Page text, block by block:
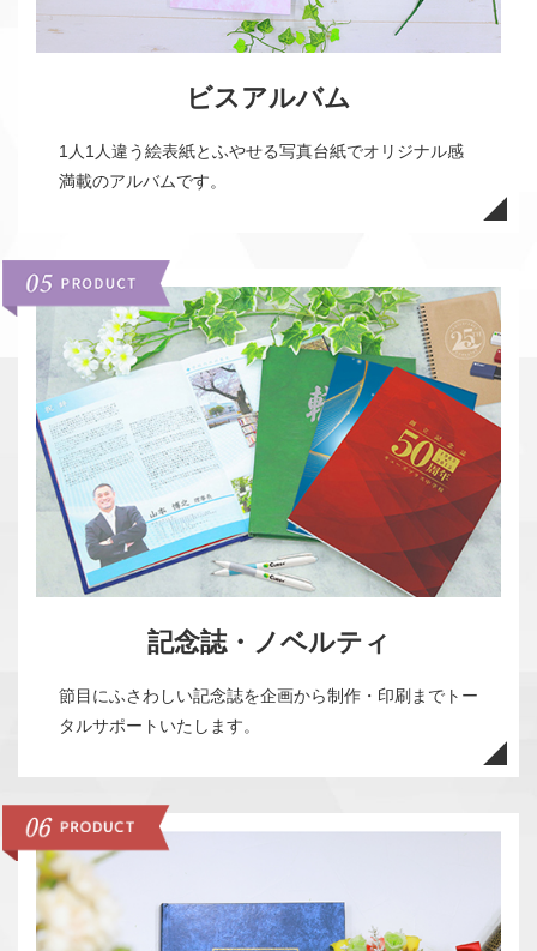
ビスアルバム
1人1人違う絵表紙とふやせる写真台紙でオリジナル感
満載のアルバムです。
記念誌・ノベルティ
節目にふさわしい記念誌を企画から制作・印刷までトー
タルサポートいたします。